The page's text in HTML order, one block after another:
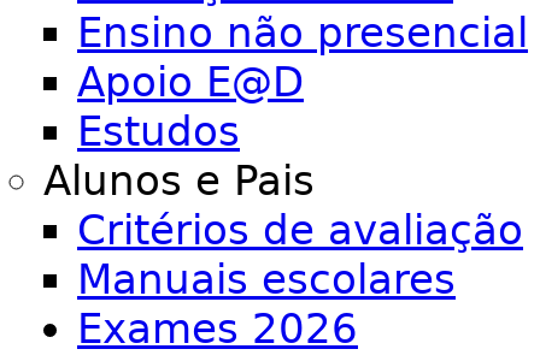
Ensino não presencial
Apoio E@D
Estudos
Alunos e Pais
Critérios de avaliação
Manuais escolares
Exames 2026